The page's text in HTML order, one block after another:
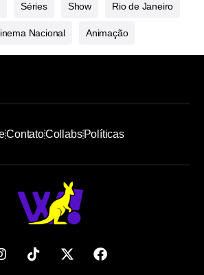
Séries Show Rio de Janeiro
Nacional Animação
ContatoCollabsPolíticas